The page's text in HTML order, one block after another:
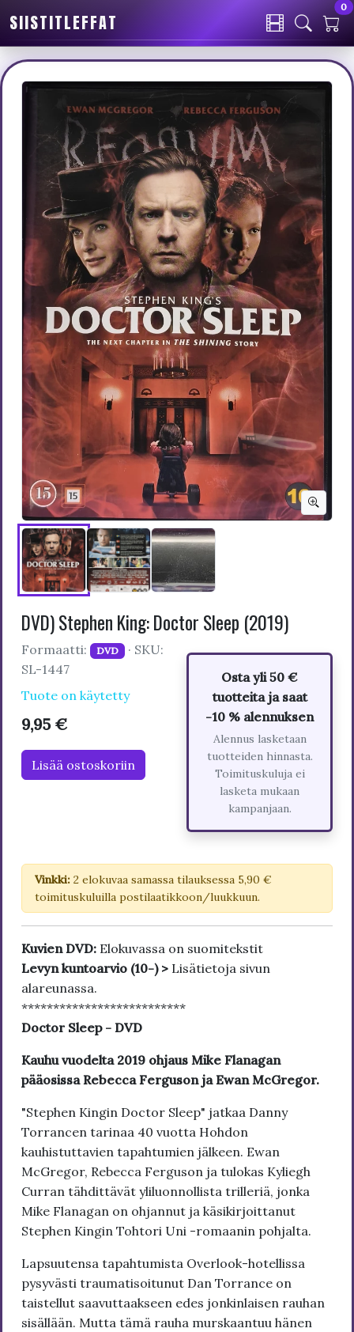
SIISTITLEFFAT
0
DVD) Stephen King: Doctor Sleep (2019)
Formaatti: DVD · SKU:
SL-1447
Tuote on käytetty
9,95 €
Lisää ostoskoriin
Osta yli 50 €
tuotteita ja saat
-10 % alennuksen
Alennus lasketaan
tuotteiden hinnasta.
Toimituskuluja ei
lasketa mukaan
kampanjaan.
Vinkki: 2 elokuvaa samassa tilauksessa 5,90 €
toimituskuluilla postilaatikkoon/luukkuun.
Kuvien DVD: Elokuvassa on suomitekstit
Levyn kuntoarvio (10-) > Lisätietoja sivun
alareunassa.
**************************
Doctor Sleep - DVD
Kauhu vuodelta 2019 ohjaus Mike Flanagan
pääosissa Rebecca Ferguson ja Ewan McGregor.
"Stephen Kingin Doctor Sleep" jatkaa Danny
Torrancen tarinaa 40 vuotta Hohdon
kauhistuttavien tapahtumien jälkeen. Ewan
McGregor, Rebecca Ferguson ja tulokas Kyliegh
Curran tähdittävät yliluonnollista trilleriä, jonka
Mike Flanagan on ohjannut ja käsikirjoittanut
Stephen Kingin Tohtori Uni -romaanin pohjalta.
Lapsuutensa tapahtumista Overlook-hotellissa
pysyvästi traumatisoitunut Dan Torrance on
taistellut saavuttaakseen edes jonkinlaisen rauhan
sisällään. Mutta tämä rauha murskaantuu hänen